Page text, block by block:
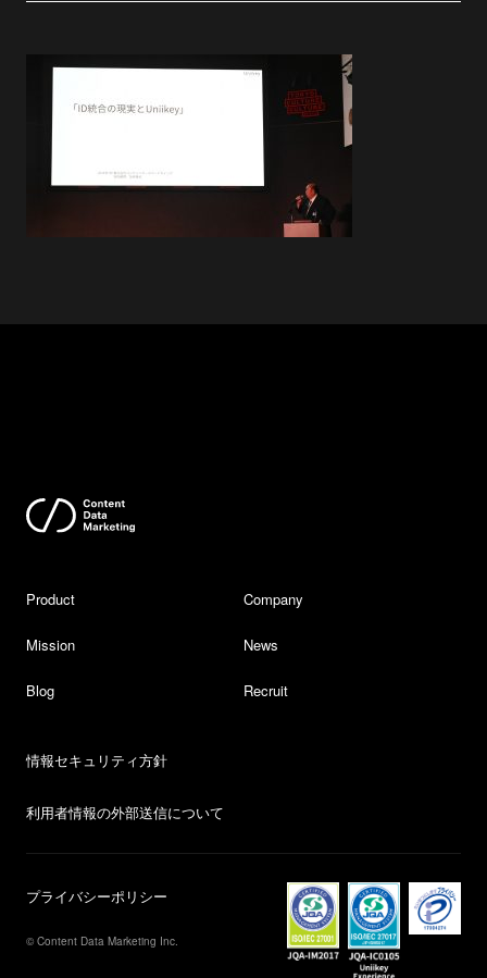
Product Company
Mission News
Blog Recruit
情報セキュリティ方針
利用者情報の外部送信について
プライバシーポリシー
© Content Data Marketing Inc.